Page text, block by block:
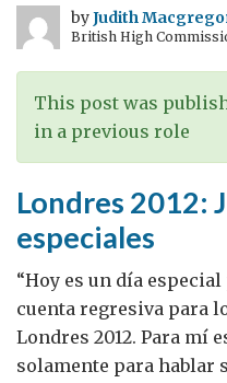
Lenguas
2010
byJudith
British High
This post was
in a previous role
Londres 2012:
especiales
“Hoy es un día
cuenta regresiva para
Londres 2012. Para mí
solamente para hablar